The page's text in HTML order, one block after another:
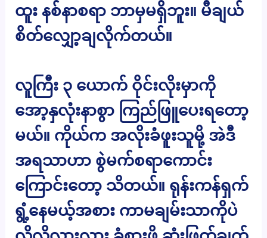
ထူး နစ်နာစရာ ဘာမှမရှိဘူး။ မီချယ်
စိတ်လျှော့ချလိုက်တယ်။
လူကြီး ၃ ယောက် ဝိုင်းလိုးမှာကို
အော့နှလုံးနာစွာ ကြည်ဖြူပေးရတော့
မယ်။ ကိုယ်က အလိုးခံဖူးသူမို့ အဲဒီ
အရသာဟာ စွဲမက်စရာကောင်း
ကြောင်းတော့ သိတယ်။ ရုန်းကန်ရှက်
ရွံ့နေမယ့်အစား ကာမချမ်းသာကိုပဲ